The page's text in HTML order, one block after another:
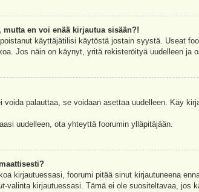
en voi enää kirjautua sisään?!
käyttäjätilisi käytöstä jostain syystä. Useat
Jos näin on käynyt, yritä rekisteröityä uudelleen ja
voida palauttaa, se voidaan asettaa uudelleen. Käy
uudelleen, ota yhteyttä foorumin ylläpitäjään.
kirjautuessasi, foorumi pitää sinut kirjautuneena
-valinta kirjautuessasi. Tämä ei ole suositeltavaa, jos